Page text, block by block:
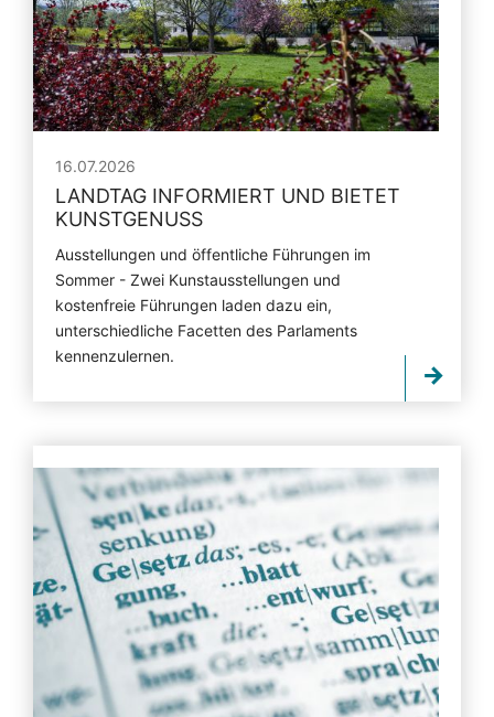
16.07.2026
LANDTAG INFORMIERT UND BIETET
KUNSTGENUSS
Ausstellungen und öffentliche Führungen im
Sommer - Zwei Kunstausstellungen und
kostenfreie Führungen laden dazu ein,
unterschiedliche Facetten des Parlaments
kennenzulernen.